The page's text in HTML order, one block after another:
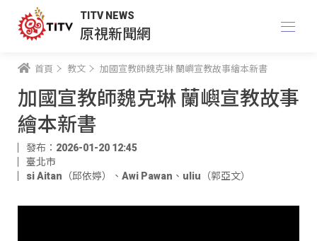
TITV NEWS
原視新聞網
首頁 教文 加國宣教師魏克琳 蘭嶼宣教故事繪本新書
加國宣教師魏克琳 蘭嶼宣教故事
繪本新書
發布：2026-01-20 12:45
臺北市
si Aitan（邱依婷）
、 Awi Pawan 、 uliu（郭亞文）